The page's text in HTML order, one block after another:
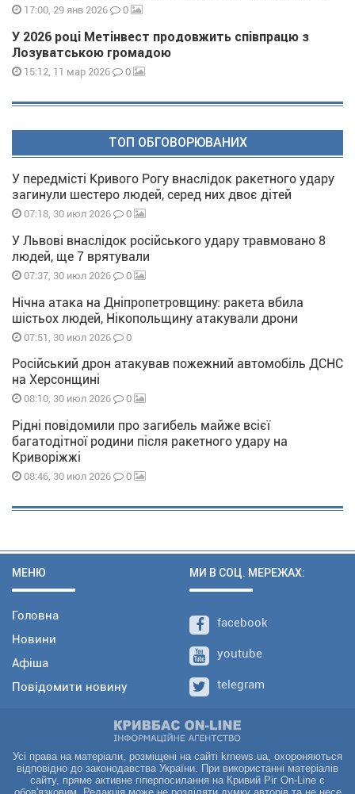
17:00, 29 янв 2026 0
У 2026 році Метінвест продовжить співпрацю з
Лозуватською громадою
15:12, 11 мар 2026 0
ТОП ОБГОВОРЮВАНИХ
У передмісті Кривого Рогу внаслідок ракетного удару
загинули шестеро людей, серед них двоє дітей
07:18, 30 июл 2026 0
У Львові внаслідок російського удару травмовано 8
людей, ще 7 врятували
07:37, 30 июл 2026 0
Нічна атака на Дніпропетровщину: ракета вбила
шістьох людей, Нікопольщину атакували дрони
07:51, 30 июл 2026 0
Російський дрон атакував пожежний автомобіль ДСНС
на Херсонщині
08:10, 30 июл 2026 0
Рідні повідомили про загибель майже всієї
багатодітної родини після ракетного удару на
Криворіжжі
08:46, 30 июл 2026 0
МЕНЮ
Головна
Новини
Афіша
Повідомити новину
МИ В СОЦ. МЕРЕЖАХ:
facebook
youtube
telegram
Усі права на матеріали, розміщені на сайті krnews.ua, охороняються
відповідно до законодавства України. При використанні матеріалів
сайту, пряме активне гіперпосилання на Кривий Ріг On-Line є